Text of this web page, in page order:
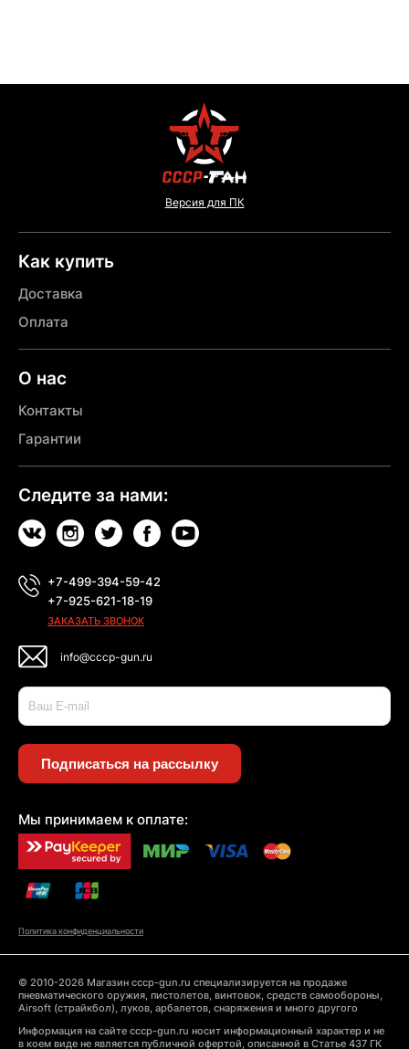
Версия для ПК
Как купить
Доставка
Оплата
О нас
Контакты
Гарантии
Следите за нами:
+7-499-394-59-42
+7-925-621-18-19
ЗАКАЗАТЬ ЗВОНОК
info@cccp-gun.ru
Подписаться на рассылку
Мы принимаем к оплате:
Политика конфиденциальности
© 2010-2026 Магазин cccp-gun.ru специализируется на продаже
пневматического оружия, пистолетов, винтовок, средств самообороны,
Airsoft (страйкбол), луков, арбалетов, снаряжения и много другого
Информация на сайте cccp-gun.ru носит информационный характер и не
в коем виде не является публичной офертой, описанной в Статье 437 ГК